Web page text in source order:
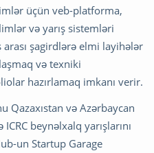
üçün veb-platforma,
və yarış sistemləri
şagirdlərə elmi layihələr
və texniki
hazırlamaq imkanı verir.
Qazaxıstan və Azərbaycan
beynəlxalq yarışlarını
un Startup Garage